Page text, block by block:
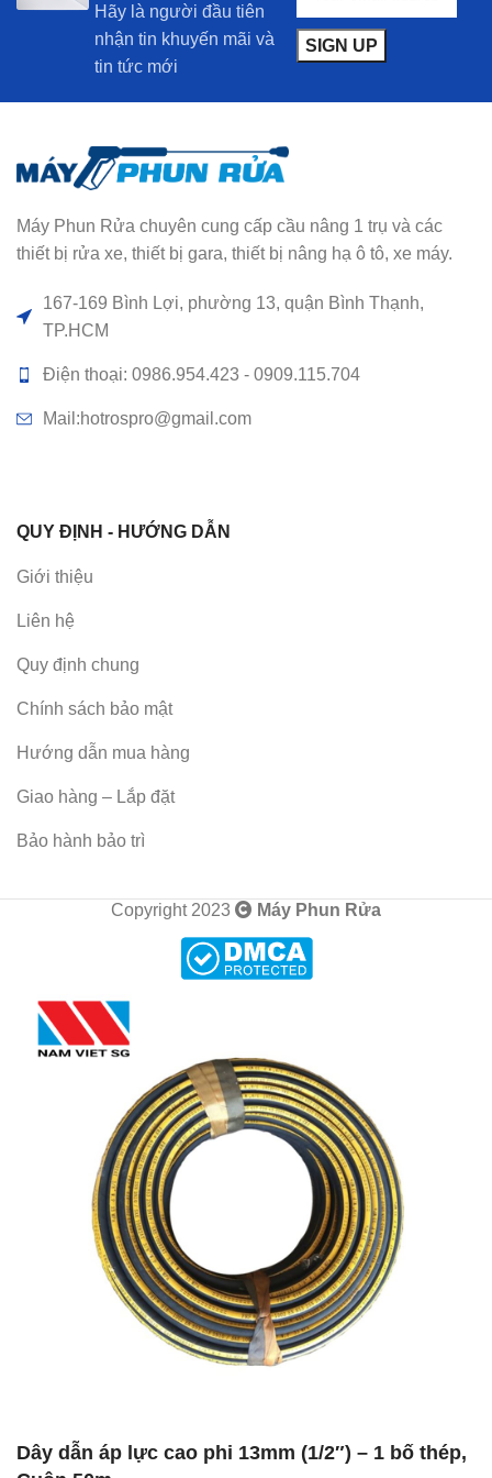
Hãy là người đầu tiên
nhận tin khuyến mãi và
tin tức mới
Máy Phun Rửa chuyên cung cấp cầu nâng 1 trụ và các
thiết bị rửa xe, thiết bị gara, thiết bị nâng hạ ô tô, xe máy.
167-169 Bình Lợi, phường 13, quận Bình Thạnh,
TP.HCM
Điện thoại: 0986.954.423 - 0909.115.704
Mail:hotrospro@gmail.com
QUY ĐỊNH - HƯỚNG DẪN
Giới thiệu
Liên hệ
Quy định chung
Chính sách bảo mật
Hướng dẫn mua hàng
Giao hàng – Lắp đặt
Bảo hành bảo trì
Copyright 2023 Máy Phun Rửa
Dây dẫn áp lực cao phi 13mm (1/2″) – 1 bố thép,